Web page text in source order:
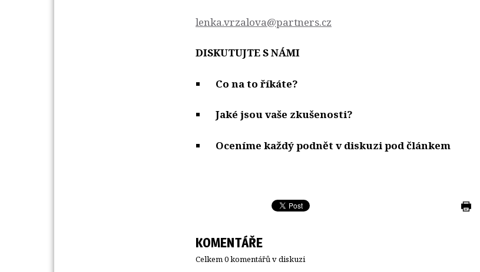
lenka.vrzalova@partners.cz
DISKUTUJTE S NÁMI
Co na to říkáte?
Jaké jsou vaše zkušenosti?
Oceníme každý podnět v diskuzi pod článkem
KOMENTÁŘE
Celkem 0 komentářů v diskuzi